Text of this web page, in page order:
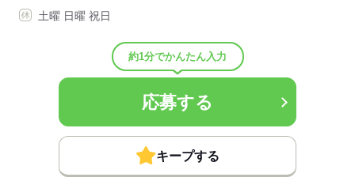
土曜 日曜 祝日
約1分でかんたん入力
応募する
キープする